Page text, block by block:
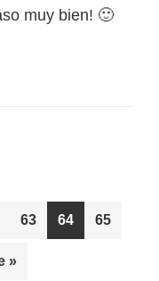
muy bien! 🙂
Página
63 Página
64 Página
65
»